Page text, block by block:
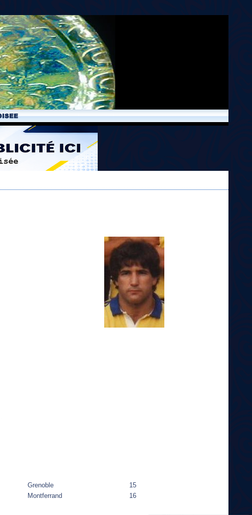
Grenoble
15
Montferrand 16